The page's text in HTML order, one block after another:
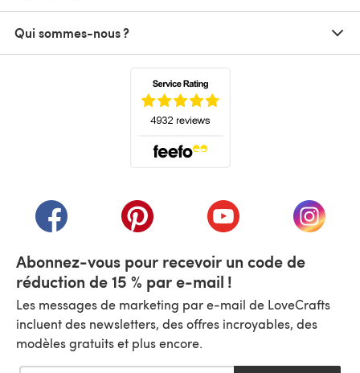
Qui sommes-nous ?
(s'ouvre dans un nouvel onglet)
(s'ouvre dans un nouvel onglet)
(s'ouvre dans un(s'ouvre
Abonnez-vous pour recevoir un code de
réduction de 15 % par e-mail !
Les messages de marketing par e-mail de LoveCrafts
incluent des newsletters, des offres incroyables, des
modèles gratuits et plus encore.